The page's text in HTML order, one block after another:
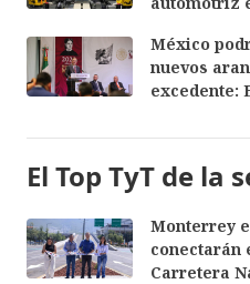
México
nuevos
excedente:
El Top TyT de la
Monterrey
conectarán
Carretera